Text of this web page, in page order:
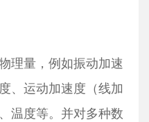
理量，例如振动加速
、运动加速度（线加
温度等。并对多种数